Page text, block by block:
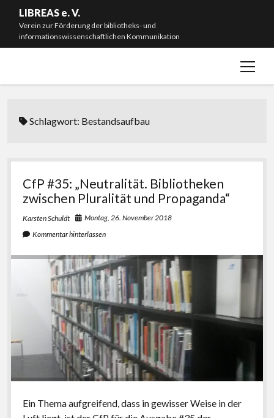
LIBREAS e. V.
Verein zur Förderung der bibliotheks- und
informationswissenschaftlichen Kommunikation
Menü
Satzung
Impressum
#L20J – Zwanzig Jahre LIBREAS. Library Ideas
instagram
blueskyemail-
form
github
Schlagwort: Bestandsaufbau
CfP #35: „Neutralität. Bibliotheken
zwischen Pluralität und Propaganda“
Karsten Schuldt
Montag, 26. November 2018
Kommentar hinterlassen
Ein Thema aufgreifend, dass in gewisser Weise in der